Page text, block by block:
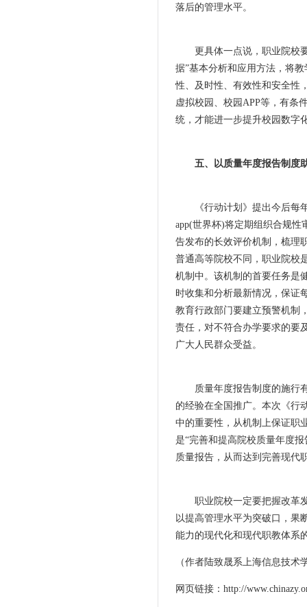
落后的管理水平。
更具体一点说，职业院校要
据”基本分析和应用方法，将
性、及时性、有效性和安全性
虚拟校园、校园APP等，有条
统，才能进一步提升校园数字
五、以质量年度报告制度
《行动计划》提出今后每年
app(世界杯)将定期组织合规性
告发布的长效评价机制，梳理
普通高等院校不同，职业院校
机制中。该机制的首要任务是
时收集和分析最新情况，保证
教育行政部门要建立预警机制
责任，对不符合办学要求的要
广大人民群众受益。
质量年度报告制度的施行有
的经验在全国推广。本次《行
中的重要性，从机制上保证职
是“完善和提高院校质量年度
质量报告，从而达到完善现代
职业院校一定要把握改革发
以提高管理水平为突破口，果
能力的现代化和现代职教体系
（作者陆致晟系上海信息技术
网页链接：http://